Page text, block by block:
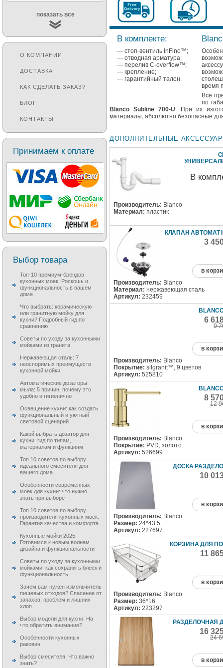
В комплекте:
— стоп-вентиль InFino™;
— отводная арматура;
— перелив C-overflow™;
— крепление;
— гарантийный талон.
время
Все
по
Blanco Subline 700-U. При их
материалы, абсолютно безопасные
ДОПОЛНИТЕЛЬНЫЕ
В
Производитель: Blanco
Материал: пластик
КЛАПАН АВТОМАТ
3
в
Производитель: Blanco
Материал: нержавеющая сталь
Артикул: 232459
6
9
в
Производитель: Blanco
Покрытие: silgranit™, 9 цветов
Артикул: 525810
8
12
в
Производитель: Blanco
Покрытие: PVD, золото
Артикул: 526699
ДОСКА
10
в
Производитель: Blanco
Размер: 24*43.5
Артикул: 227697
КОРЗИНА ДЛЯ
11
в
Производитель: Blanco
Размер: 36*16
Артикул: 223297
РАЗДЕЛОЧНАЯ
16
24
в
показать все
О КОМПАНИИ
ДОСТАВКА
КАК СДЕЛАТЬ ЗАКАЗ?
БЛОГ
КОНТАКТЫ
Принимаем к оплате
Выбор товара
Топ-10 премиум-брендов
кухонных моек: Роскошь и
функциональность в вашем
доме
Что выбрать: керамическую
или гранитную мойку для
кухни? Подробный гид по
сравнению
Советы по уходу за кухонными
мойками из гранита
Нержавеющая сталь: 7
неоспоримых преимуществ
кухонной мойки
Автоматические дозаторы
мыла: 5 причин, почему это
удобно и гигиенично
Освещение кухни: как создать
функциональный и уютный
световой сценарий
Какой выбрать дозатор для
кухни: гид по типам,
материалам и функциям
Топ 10 советов по выбору
идеального смесителя для
вашего дома
Особенности современных
моек для кухни: что нужно
знать при выборе
Топ 10 советов по выбору
производителя кухонных моек:
Гарантия качества и комфорта
Кухонные мойки 2025:
Готовимся к новым волнам
дизайна и функциональности
Советы по уходу за кухонными
мойками: как сохранить блеск и
функциональность
Зачем вам нужен измельчитель
пищевых отходов? Спасение от
запахов, проблем и лишних
хлоп
Выбор модели для кухни. На
что обратить внимание?
Особенности кухонных
раковин.
Выбор смесителя. Что важно
знать?